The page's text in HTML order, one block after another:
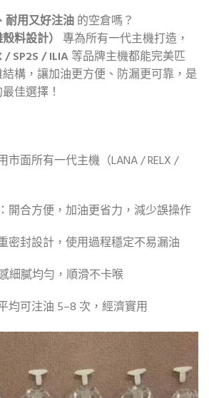
耐用又好注油的空倉嗎？
料設計） 專為所有一代主機打造，
/ SP2S / ILIA等品牌主機都能完美匹
構，讓加油更方便、防漏更可靠，是
佳選擇！
市面所有一代主機（LANA / RELX /
：開合方便，加油更省力，減少誤操作
密封設計，使用過程穩定不易漏油
細膩均勻，順滑不卡喉
均可注油 5–8 次，經濟實用